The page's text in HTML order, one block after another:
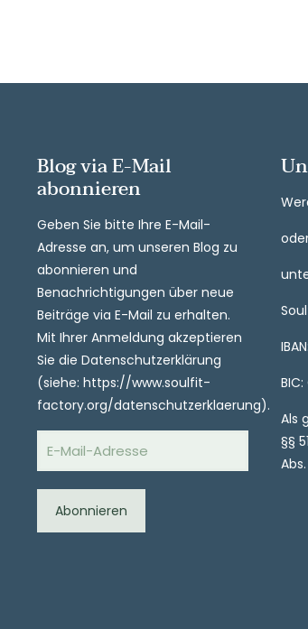
Blog via E-Mail
abonnieren
Geben Sie bitte Ihre E-Mail-
Adresse an, um unseren Blog zu
abonnieren und
Benachrichtigungen über neue
Beiträge via E-Mail zu erhalten.
Mit Ihrer Anmeldung akzeptieren
Sie die Datenschutzerklärung
(siehe: https://www.soulfit-
factory.org/datenschutzerklaerung).
Adresse
Abonnieren
BIC:
Als
§§